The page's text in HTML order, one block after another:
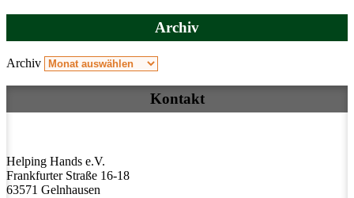
Archiv
Archiv
Kontakt
Helping Hands e.V.
Frankfurter Straße 16-18
63571 Gelnhausen